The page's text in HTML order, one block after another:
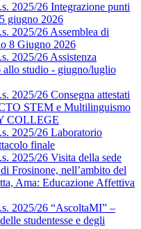
2025/26 Integrazione punti
giugno 2026
2025/26 Assemblea di
8 Giugno 2026
2025/26 Assistenza
allo studio - giugno/luglio
2025/26 Consegna attestati
STEM e Multilinguismo
COLLEGE
2025/26 Laboratorio
finale
2025/26 Visita della sede
Frosinone, nell’ambito del
Ama: Educazione Affettiva
2025/26 “AscoltaMI” –
studentesse e degli